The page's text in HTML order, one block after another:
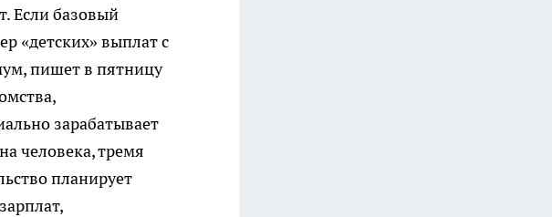
Если базовый
«детских» выплат с
пишет в пятницу
зарабатывает
человека, тремя
планирует